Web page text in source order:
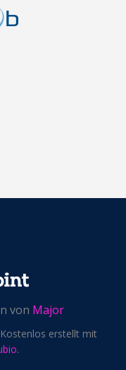
von Major
erstellt mit
.